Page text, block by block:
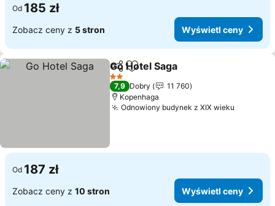
Od 185 zł
Zobacz ceny z 5 stron Wyświetl ceny
Udostępnij
Dodaj do ulubionych
Go Hotel Saga
2 Kategoria
7,9 Dobry
11 760
Kopenhaga
Odnowiony budynek z XIX wieku
Od 187 zł
Zobacz ceny z 10 stron Wyświetl ceny